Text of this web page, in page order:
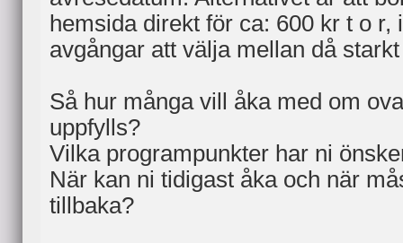
hemsida direkt för ca: 600 kr t o r,
avgångar att välja mellan då
Så hur många vill åka med om
uppfylls?
Vilka programpunkter har ni
När kan ni tidigast åka och när
tillbaka?